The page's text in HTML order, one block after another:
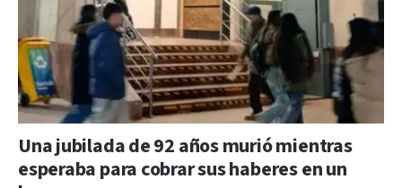
Una jubilada de 92 años murió mientras
esperaba para cobrar sus haberes en un